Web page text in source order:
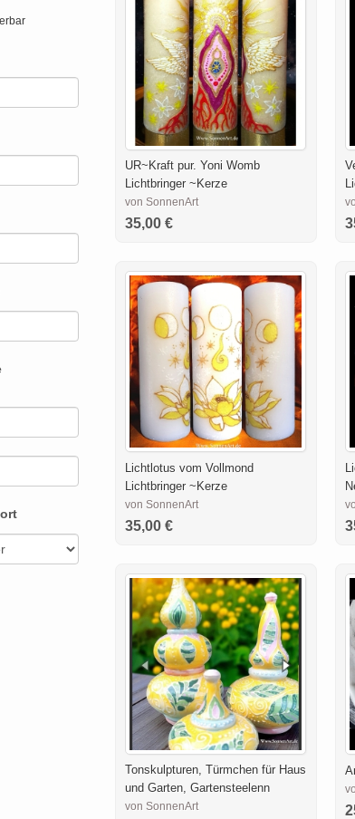
UR~Kraft pur. Yoni Womb
Lichtbringer ~Kerze
von SonnenArt
35,00 €
Lichtlotus vom Vollmond
Lichtbringer ~Kerze
von SonnenArt
35,00 €
Tonskulpturen, Türmchen für Haus
und Garten, Gartensteelenn
von SonnenArt